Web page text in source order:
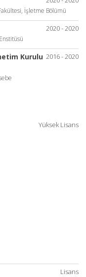
İşletme Bölümü
2020 - 2020
2016 - 2020
Kurulu
Yüksek Lisans
Lisans